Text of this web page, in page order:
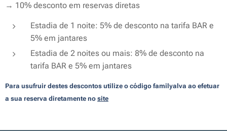
→ 10% desconto em reservas diretas
Estadia de 1 noite: 5% de desconto na tarifa BAR e
5% em jantares
Estadia de 2 noites ou mais: 8% de desconto na
tarifa BAR e 5% em jantares
Para usufruir destes descontos utilize o código familyalva ao efetuar
a sua reserva diretamente no site